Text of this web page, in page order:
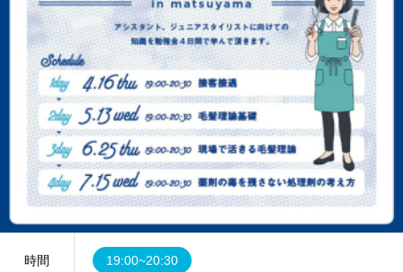
時間 19:00~20:30